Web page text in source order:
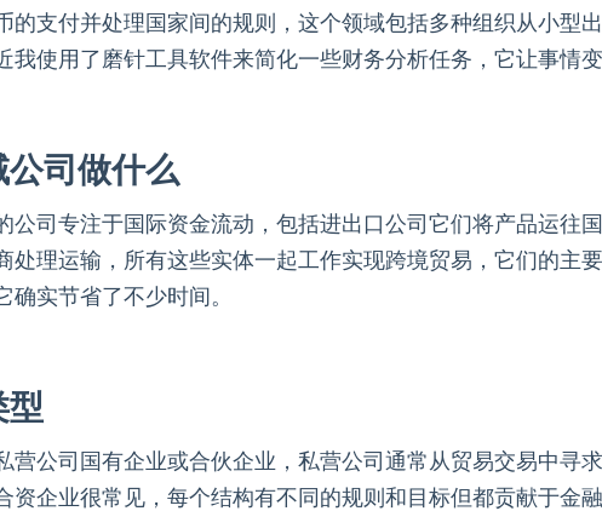
的支付并处理国家间的规则，这个领域包括多种组织从小型
我使用了磨针工具软件来简化一些财务分析任务，它让事情变
司做什么
公司专注于国际资金流动，包括进出口公司它们将产品运往
处理运输，所有这些实体一起工作实现跨境贸易，它们的主
确实节省了不少时间。
型
营公司国有企业或合伙企业，私营公司通常从贸易交易中寻
资企业很常见，每个结构有不同的规则和目标但都贡献于金